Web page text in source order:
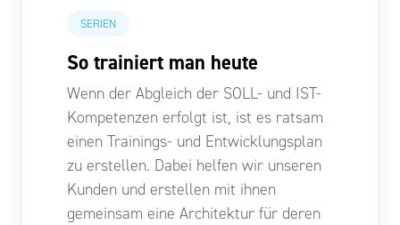
SERIEN
So trainiert man heute
Wenn der Abgleich der SOLL- und IST-
Kompetenzen erfolgt ist, ist es ratsam
einen Trainings- und Entwicklungsplan
zu erstellen. Dabei helfen wir unseren
Kunden und erstellen mit ihnen
gemeinsam eine Architektur für deren